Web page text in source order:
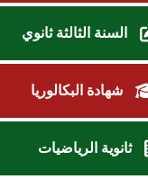
السنة الثالثة ثانوي
شهادة البكالوريا
ثانوية الرياضيات